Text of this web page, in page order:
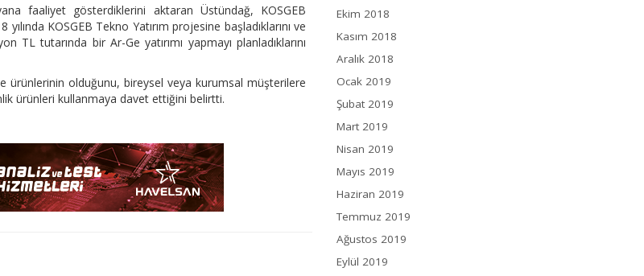
faaliyet gösterdiklerini aktaran Üstündağ, KOSGEB
KOSGEB Tekno Yatırım projesine başladıklarını ve
tutarında bir Ar-Ge yatırımı yapmayı planladıklarını
ürünlerinin olduğunu, bireysel veya kurumsal müşterilere
ürünleri kullanmaya davet ettiğini belirtti.
Ekim 2018
Kasım 2018
Aralık 2018
Ocak 2019
Şubat 2019
Mart 2019
Nisan 2019
Mayıs 2019
Haziran 2019
Temmuz 2019
Ağustos 2019
Eylül 2019